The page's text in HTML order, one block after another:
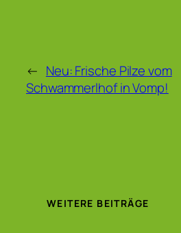
← Neu: Frische Pilze vom
Schwammerlhof in Vomp!
WEITERE BEITRÄGE